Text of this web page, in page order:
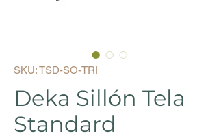
SKU: TSD-SO-TRI
Deka Sillón Tela
Standard